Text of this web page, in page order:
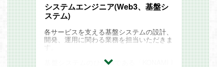
システムエンジニア(Web3、基盤シ
ステム)
各サービスを支える基盤システムの設計、
開発、運用に関わる業務を担当いただきま
す。
基盤システムのひとつである「KONAMI I